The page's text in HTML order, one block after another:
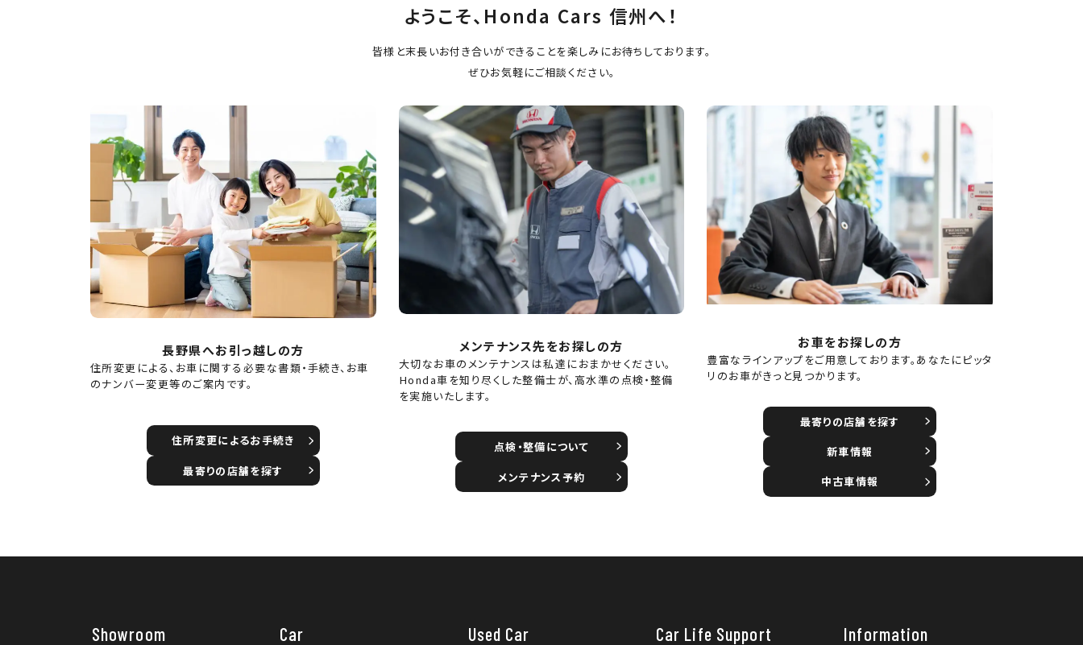
ようこそ、 Honda Cars 信州へ！
皆様と末長いお付き合いができることを楽しみにお待ちしております。
ぜひお気軽にご相談ください。
長野県へお引っ越しの方
住所変更による、お車に関する必要な書類・手続き、お車
のナンバー変更等のご案内です。
住所変更によるお手続き
最寄りの店舗を探す
メンテナンス先をお探しの方
大切なお車のメンテナンスは私達におまかせください。
Honda車を知り尽くした整備士が、高水準の点検・整備
を実施いたします。
点検・整備について
メンテナンス予約
お車をお探しの方
豊富なラインアップをご用意しております。あなたにピッタ
リのお車がきっと見つかります。
最寄りの店舗を探す
新車情報
中古車情報
Showroom Car Used Car Car Life Support Information